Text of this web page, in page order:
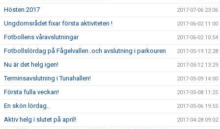
Hösten 2017 2017-07-06 23:06
Ungdomsrådet fixar första aktiviteten ! 2017-06-02 11:00
Fotbollens våravslutningar 2017-06-02 10:54
Fotbollslördag på Fågelvallen..och avslutning i parkouren 2017-05-19 12:28
Nu är det helg igen! 2017-05-12 13:29
Terminsavslutning i Tunahallen! 2017-05-09 14:00
Första fulla veckan! 2017-05-08 11:25
En skön lördag.. 2017-05-06 19:55
Aktiv helg i slutet på april! 2017-04-28 09:02